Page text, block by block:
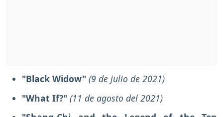
"Black Widow" (9 de julio de 2021)
"What If?" (11 de agosto del 2021)